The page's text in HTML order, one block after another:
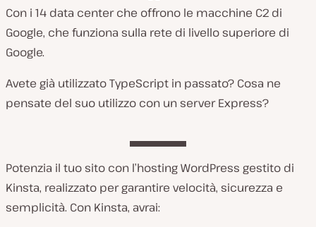
Con i 14 data center che offrono le macchine C2 di
Google, che funziona sulla rete di livello superiore di
Google.
Avete già utilizzato TypeScript in passato? Cosa ne
pensate del suo utilizzo con un server Express?
Potenzia il tuo sito con l’hosting WordPress gestito di
Kinsta, realizzato per garantire velocità, sicurezza e
semplicità. Con Kinsta, avrai: